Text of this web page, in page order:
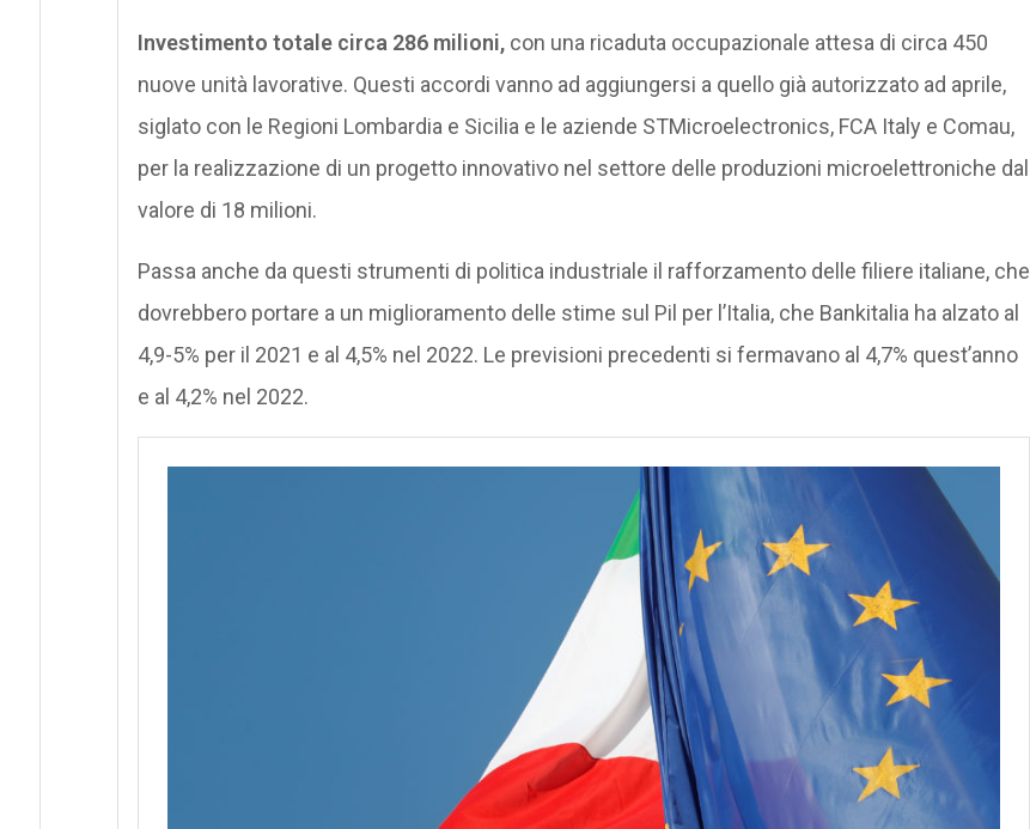
Investimento totale circa 286 milioni,con una ricaduta occupazionale attesa di circa 450
nuove unità lavorative. Questi accordi vanno ad aggiungersi a quello già autorizzato ad aprile,
siglato con le Regioni Lombardia e Sicilia e le aziende STMicroelectronics, FCA Italy e Comau,
per la realizzazione di un progetto innovativo nel settore delle produzioni microelettroniche dal
valore di 18 milioni.
Passa anche da questi strumenti di politica industriale il rafforzamento delle filiere italiane, che
dovrebbero portare a un miglioramento delle stime sul Pil per l’Italia, che Bankitalia ha alzato al
4,9-5% per il 2021 e al 4,5% nel 2022. Le previsioni precedenti si fermavano al 4,7% quest’anno
e al 4,2% nel 2022.